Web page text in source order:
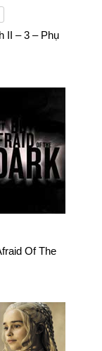
II – 3 – Phụ
Of The